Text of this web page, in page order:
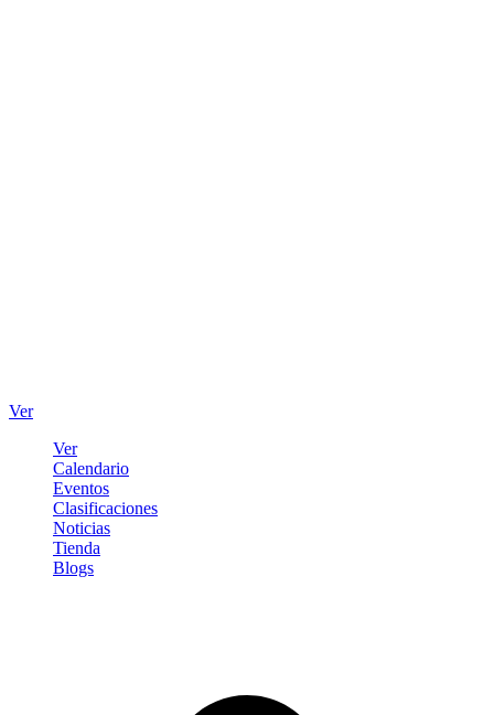
Ver
Ver
Calendario
Eventos
Clasificaciones
Noticias
Tienda
Blogs